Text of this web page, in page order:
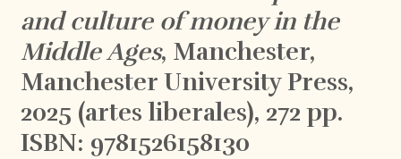
and culture of money in the
Middle Ages, Manchester,
Manchester University Press,
2025 (artes liberales), 272 pp.
ISBN: 9781526158130